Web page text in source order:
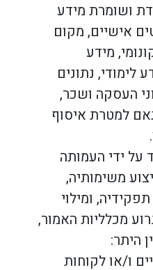
ושומרת מידע
אישיים, מקום
מידע
לימודי, נתונים
העסקה ושכר,
למטרת איסוף
על ידי העמותה
משימותיה,
ומילוי
מכלליות האמור,
היתר:
ו/או לקוחות